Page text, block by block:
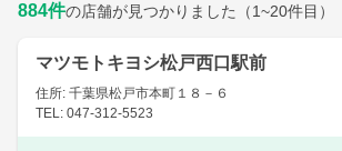
884件の店舗が見つかりました （1~20件目）
マツモトキヨシ松戸西口駅前
住所: 千葉県松戸市本町１８－６
TEL: 047-312-5523